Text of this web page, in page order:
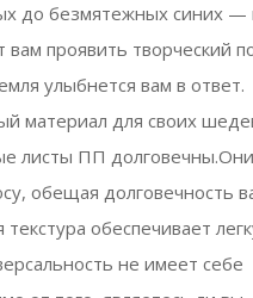
до безмятежных синих
вам проявить творческий
улыбнется вам в ответ.
материал для своих
листы ПП долговечны.Они
обещая долговечность
текстура обеспечивает
не имеет себе